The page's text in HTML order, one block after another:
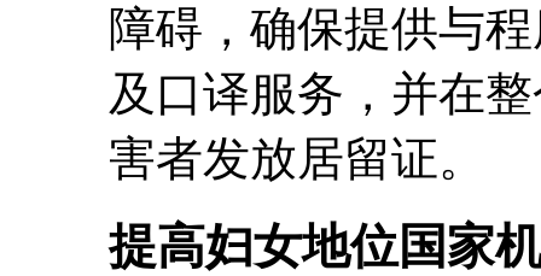
障碍，确保提供与
及口译服务，并在
害者发放居留证。
提高妇女地位国家